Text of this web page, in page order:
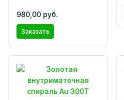
980,00 руб.
Заказать